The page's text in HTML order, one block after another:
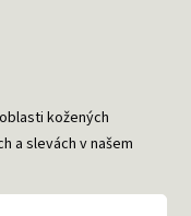
kožených
a slevách v našem